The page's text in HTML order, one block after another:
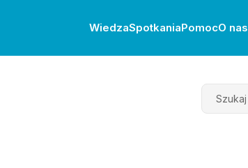
WiedzaSpotkaniaPomocO nas
Search